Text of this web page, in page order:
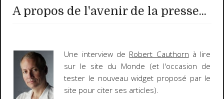
A propos de l'avenir de la presse...
Une interview de Robert Cauthorn à lire
sur le site du Monde (et l'occasion de
tester le nouveau widget proposé par le
site pour citer ses articles).